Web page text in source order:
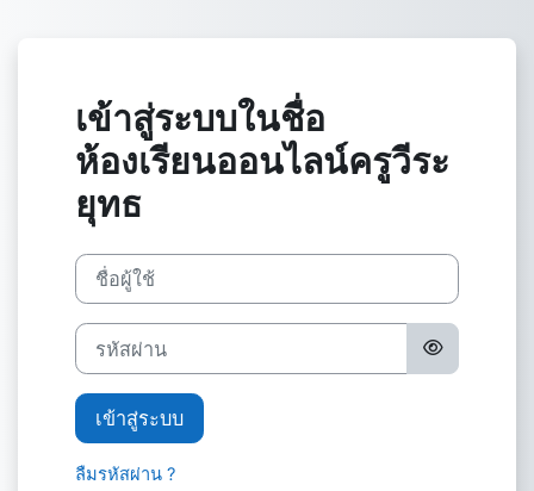
เข้าสู่ระบบในชื่อ
ห้องเรียนออนไลน์ครูวีระ
ยุทธ
ชื่อผู้ใช้
รหัสผ่าน
เข้าสู่ระบบ
ลืมรหัสผ่าน ?